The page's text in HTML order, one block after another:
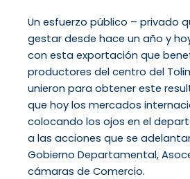
Un esfuerzo público – privado
gestar desde hace un año y
con esta exportación que
productores del centro del
unieron para obtener este
que hoy los mercados
colocando los ojos en el
a las acciones que se
Gobierno Departamental,
cámaras de Comercio.